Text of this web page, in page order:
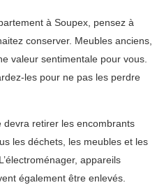
à Soupex, pensez à
conserver. Meubles anciens,
valeur sentimentale pour vous.
les pour ne pas les perdre
devra retirer les encombrants
les déchets, les meubles et les
appareils
également être enlevés.